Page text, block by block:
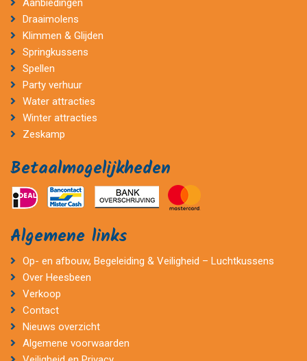
Aanbiedingen
Draaimolens
Klimmen & Glijden
Springkussens
Spellen
Party verhuur
Water attracties
Winter attracties
Zeskamp
Betaalmogelijkheden
Algemene links
Op- en afbouw, Begeleiding & Veiligheid – Luchtkussens
Over Heesbeen
Verkoop
Contact
Nieuws overzicht
Algemene voorwaarden